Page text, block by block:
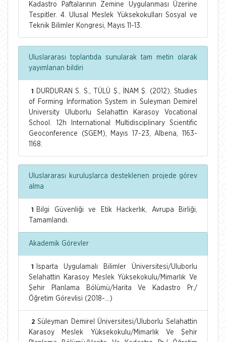
Kadastro Paftalarının Zemine Uygulanması Üzerine
Tespitler. 4. Ulusal Meslek Yüksekokulları Sosyal ve
Teknik Bilimler Kongresi, Mayıs 11-13.
Uluslararası toplantıda sunularak tam metin olarak
yayımlanan bildiri
1
DURDURAN S. S., TÜLÜ Ş., İNAM Ş. (2012). Studies
of Forming Information System in Suleyman Demirel
University Uluborlu Selahattin Karasoy Vocational
School. 12h International Multidisciplinary Scientific
Geoconference (SGEM), Mayıs 17-23, Albena, 1163-
1168.
Uluslararası kuruluşlarca desteklenen projede görev
alma
1
Bilgi Güvenliği ve Etik Hackerlık, Avrupa Birliği,
Tamamlandı.
Akademik Görevler
1
Isparta Uygulamalı Bilimler Üniversitesi/Uluborlu
Selahattin Karasoy Meslek Yüksekokulu/Mimarlık Ve
Şehir Planlama Bölümü/Harita Ve Kadastro Pr./
Öğretim Görevlisi (2018-...)
2 Süleyman Demirel Üniversitesi/Uluborlu Selahattin
Karasoy Meslek Yüksekokulu/Mimarlık Ve Şehir